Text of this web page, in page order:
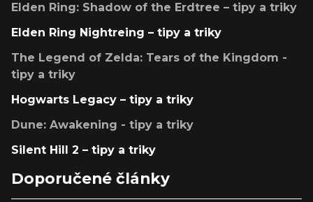
Elden Ring: Shadow of the Erdtree – tipy a triky
Elden Ring Nightreing – tipy a triky
The Legend of Zelda: Tears of the Kingdom -
tipy a triky
Hogwarts Legacy – tipy a triky
Dune: Awakening - tipy a triky
Silent Hill 2 – tipy a triky
Doporučené články